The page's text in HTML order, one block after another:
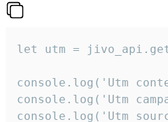
let utm =
console.log('Utm
console.log('Utm
console.log('Utm